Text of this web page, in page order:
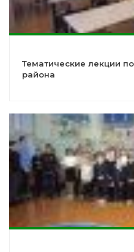
Тематические лекции
района